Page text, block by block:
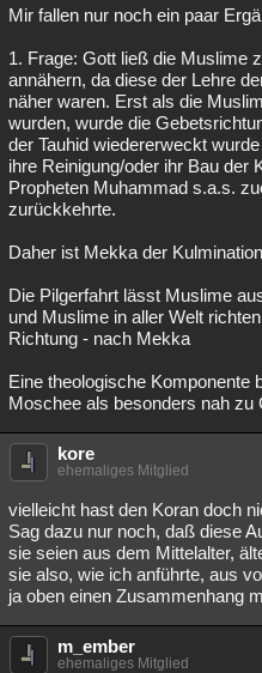
Mir fallen nur noch ein paar
1. Frage: Gott ließ die Muslime
annähern, da diese der Lehre
näher waren. Erst als die
wurden, wurde die
der Tauhid wiedererweckt
ihre Reinigung/oder ihr Bau der
Propheten Muhammad s.a.s.
zurückkehrte.
Daher ist Mekka der
Die Pilgerfahrt lässt Muslime
und Muslime in aller Welt
Richtung - nach Mekka
Eine theologische Komponente
Moschee als besonders nah zu
kore
ehemaliges Mitglied
vielleicht hast den Koran doch
Sag dazu nur noch, daß diese
sie seien aus dem Mittelalter,
sie also, wie ich anführte, aus
ja oben einen Zusammenhang
m_ember
ehemaliges Mitglied